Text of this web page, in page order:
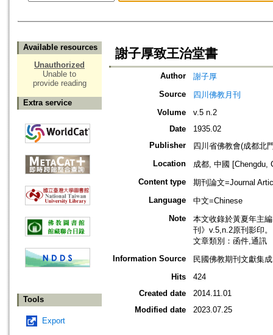
Available resources
Unauthorized
Unable to
provide reading
Extra service
Tools
Export
謝子厚致王治堂書
Author
謝子厚
Source
四川佛教月刊
Volume
v.5 n.2
Date
1935.02
Publisher
四川省佛教會(成都北
Location
成都, 中國 [Chengdu,
Content type
期刊論文=Journal
Language
中文=Chinese
Note
本文收錄於黃夏年主
刊》v.5,n.2原刊影印。
文章類別：函件,通訊
Information Source
民國佛教期刊文獻集
Hits
424
Created date
2014.11.01
Modified date
2023.07.25